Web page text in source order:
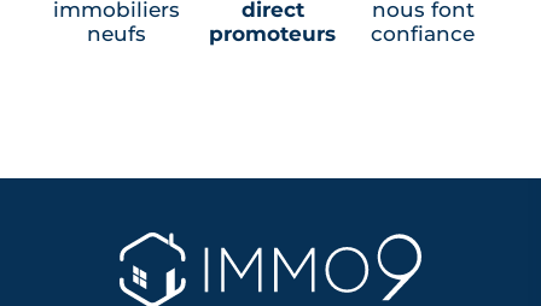
immobiliers
neufs
direct
promoteurs
nous font
confiance